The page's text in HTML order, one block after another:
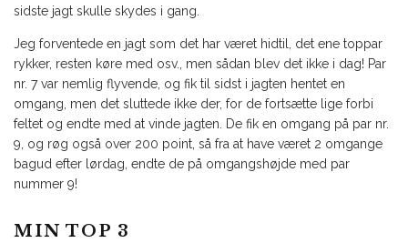
sidste jagt skulle skydes i gang.
Jeg forventede en jagt som det har været hidtil, det ene toppar
rykker, resten køre med osv., men sådan blev det ikke i dag! Par
nr. 7 var nemlig flyvende, og fik til sidst i jagten hentet en
omgang, men det sluttede ikke der, for de fortsætte lige forbi
feltet og endte med at vinde jagten. De fik en omgang på par nr.
9, og røg også over 200 point, så fra at have været 2 omgange
bagud efter lørdag, endte de på omgangshøjde med par
nummer 9!
MIN TOP 3